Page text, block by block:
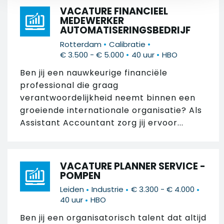
VACATURE FINANCIEEL
MEDEWERKER
AUTOMATISERINGSBEDRIJF
Rotterdam • Calibratie •
€ 3.500 - € 5.000 • 40 uur • HBO
Ben jij een nauwkeurige financiële
professional die graag
verantwoordelijkheid neemt binnen een
groeiende internationale organisatie? Als
Assistant Accountant zorg jij ervoor...
VACATURE PLANNER SERVICE -
POMPEN
Leiden • Industrie • € 3.300 - € 4.000 •
40 uur • HBO
Ben jij een organisatorisch talent dat altijd